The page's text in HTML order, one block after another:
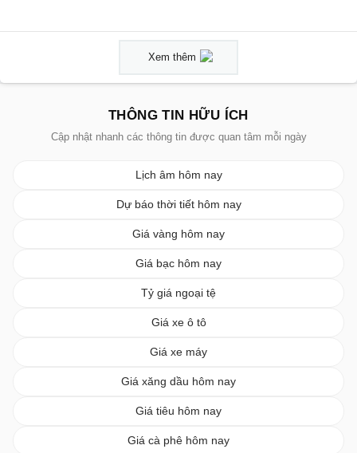
Xem thêm
THÔNG TIN HỮU ÍCH
Cập nhật nhanh các thông tin được quan tâm mỗi ngày
Lịch âm hôm nay
Dự báo thời tiết hôm nay
Giá vàng hôm nay
Giá bạc hôm nay
Tỷ giá ngoại tệ
Giá xe ô tô
Giá xe máy
Giá xăng dầu hôm nay
Giá tiêu hôm nay
Giá cà phê hôm nay